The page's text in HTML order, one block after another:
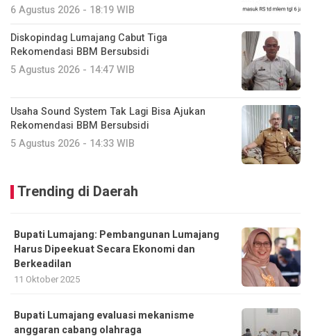
6 Agustus 2026 - 18:19 WIB
Diskopindag Lumajang Cabut Tiga
Rekomendasi BBM Bersubsidi
5 Agustus 2026 - 14:47 WIB
Usaha Sound System Tak Lagi Bisa Ajukan
Rekomendasi BBM Bersubsidi
5 Agustus 2026 - 14:33 WIB
Trending di Daerah
Bupati Lumajang: Pembangunan Lumajang
Harus Dipeekuat Secara Ekonomi dan
Berkeadilan
11 Oktober 2025
Bupati Lumajang evaluasi mekanisme
anggaran cabang olahraga